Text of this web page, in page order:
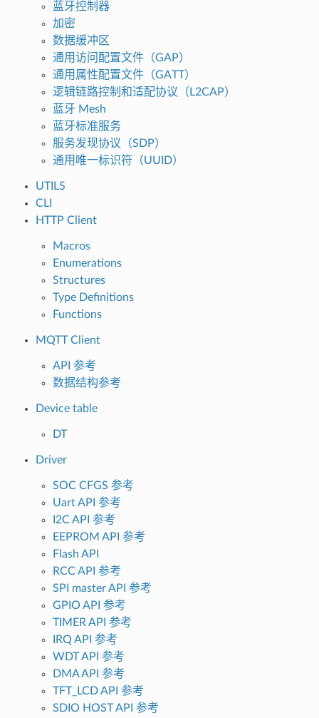
蓝牙控制器
加密
数据缓冲区
通用访问配置文件（GAP）
通用属性配置文件（GATT）
逻辑链路控制和适配协议（L2CAP）
蓝牙 Mesh
蓝牙标准服务
服务发现协议（SDP）
通用唯一标识符（UUID）
UTILS
CLI
HTTP Client
Macros
Enumerations
Structures
Type Definitions
Functions
MQTT Client
API 参考
数据结构参考
Device table
DT
Driver
SOC CFGS 参考
Uart API 参考
I2C API 参考
EEPROM API 参考
Flash API
RCC API 参考
SPI master API 参考
GPIO API 参考
TIMER API 参考
IRQ API 参考
WDT API 参考
DMA API 参考
TFT_LCD API 参考
SDIO HOST API 参考